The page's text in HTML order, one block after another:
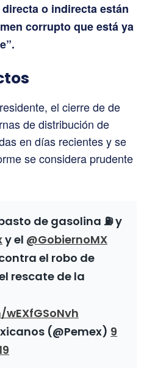
o indirecta están
corrupto que está ya
el cierre de de
de distribución de
en días recientes y se
se considera prudente
de gasolina ⛽ y
y el @GobiernoMX
el robo de
rescate de la
(@Pemex) 9